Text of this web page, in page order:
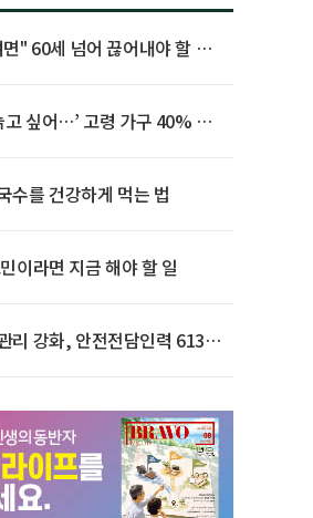
" 60세 넘어 끊어내야 할 사
고 싶어…’ 고령 가구 40% 노
수를 건강하게 먹는 법
이라면 지금 해야 할 일
리 강화, 안전전담인력 613명